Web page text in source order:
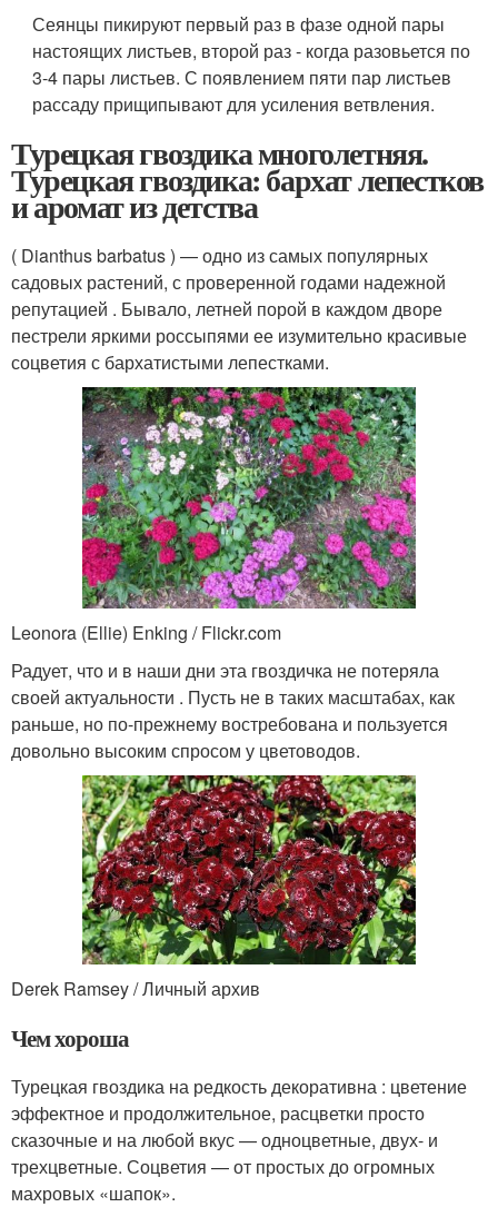
Сеянцы пикируют первый раз в фазе одной пары
настоящих листьев, второй раз - когда разовьется по
3-4 пары листьев. С появлением пяти пар листьев
рассаду прищипывают для усиления ветвления.
Турецкая гвоздика многолетняя.
Турецкая гвоздика: бархат лепестков
и аромат из детства
( Dianthus barbatus ) — одно из самых популярных
садовых растений, с проверенной годами надежной
репутацией . Бывало, летней порой в каждом дворе
пестрели яркими россыпями ее изумительно красивые
соцветия с бархатистыми лепестками.
Leonora (Ellie) Enking / Flickr.com
Радует, что и в наши дни эта гвоздичка не потеряла
своей актуальности . Пусть не в таких масштабах, как
раньше, но по-прежнему востребована и пользуется
довольно высоким спросом у цветоводов.
Derek Ramsey / Личный архив
Чем хороша
Турецкая гвоздика на редкость декоративна : цветение
эффектное и продолжительное, расцветки просто
сказочные и на любой вкус — одноцветные, двух- и
трехцветные. Соцветия — от простых до огромных
махровых «шапок».